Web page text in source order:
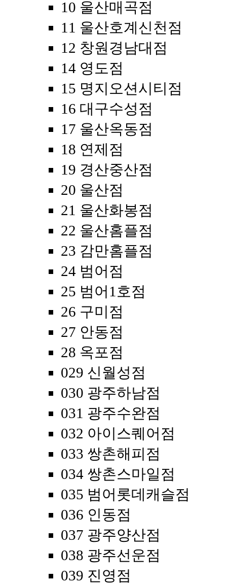
10 울산매곡점
11 울산호계신천점
12 창원경남대점
14 영도점
15 명지오션시티점
16 대구수성점
17 울산옥동점
18 연제점
19 경산중산점
20 울산점
21 울산화봉점
22 울산홈플점
23 감만홈플점
24 범어점
25 범어1호점
26 구미점
27 안동점
28 옥포점
029 신월성점
030 광주하남점
031 광주수완점
032 아이스퀘어점
033 쌍촌해피점
034 쌍촌스마일점
035 범어롯데캐슬점
036 인동점
037 광주양산점
038 광주선운점
039 진영점